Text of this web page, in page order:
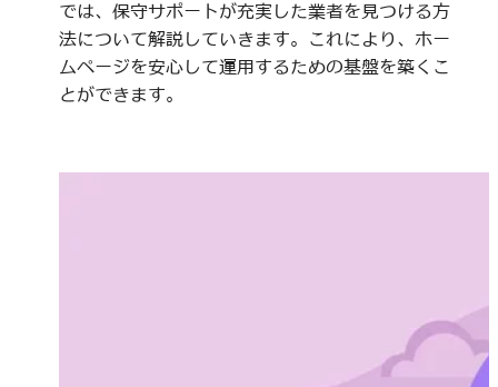
では、保守サポートが充実した業者を見つける方
法について解説していきます。これにより、ホー
ムページを安心して運用するための基盤を築くこ
とができます。